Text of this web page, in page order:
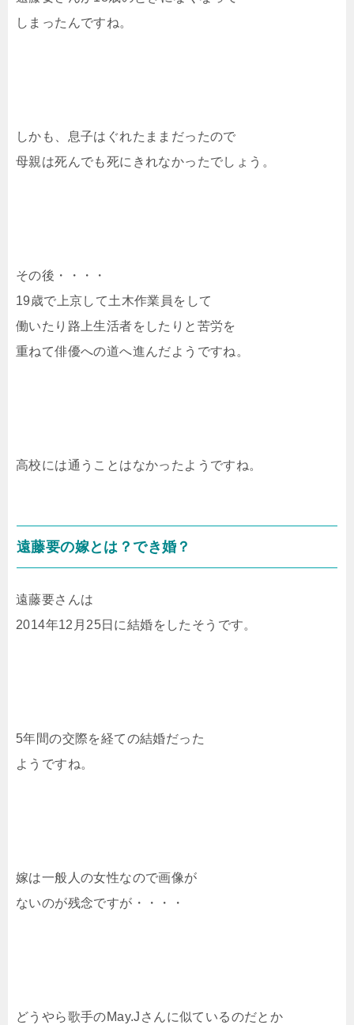
しまったんですね。
しかも、息子はぐれたままだったので
母親は死んでも死にきれなかったでしょう。
その後・・・・
19歳で上京して土木作業員をして
働いたり路上生活者をしたりと苦労を
重ねて俳優への道へ進んだようですね。
高校には通うことはなかったようですね。
遠藤要の嫁とは？でき婚？
遠藤要さんは
2014年12月25日に結婚をしたそうです。
5年間の交際を経ての結婚だった
ようですね。
嫁は一般人の女性なので画像が
ないのが残念ですが・・・・
どうやら歌手のMay.Jさんに似ているのだとか